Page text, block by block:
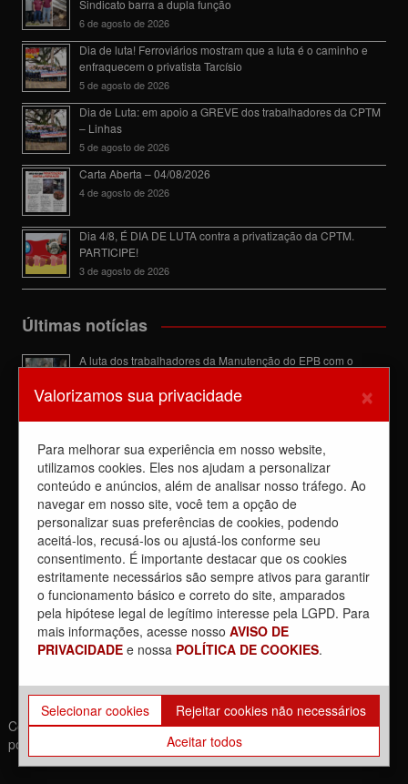
Sindicato barra a dupla função
6 de agosto de 2026
Dia de luta! Ferroviários mostram que a luta é o caminho e
enfraquecem o privatista Tarcísio
5 de agosto de 2026
Dia de Luta: em apoio a GREVE dos trabalhadores da CPTM
– Linhas
5 de agosto de 2026
Carta Aberta – 04/08/2026
4 de agosto de 2026
Dia 4/8, É DIA DE LUTA contra a privatização da CPTM.
PARTICIPE!
3 de agosto de 2026
Últimas notícias
A luta dos trabalhadores da Manutenção do EPB com o
6 de agosto de 2026
Dia de luta! Ferroviários mostram que a luta é o caminho e
5 de agosto de 2026
Dia 4/8, É DIA DE LUTA contra a privatização da CPTM.
PARTICIPE!
3 de agosto de 2026
Reunião com Manutenção do EPB, com a Inspeção de Via e
com a chefia da área
31 de julho de 2026
Sobre a REUNIÃO entre o Sindicato e o Metrus
30 de julho de 2026
Copyrights © 2021. Todos os direitos reservados. | Desenvolvido
por: Movimento Br
Valorizamos sua privacidade ×
Para melhorar sua experiência em nosso website,
utilizamos cookies. Eles nos ajudam a personalizar
conteúdo e anúncios, além de analisar nosso tráfego. Ao
navegar em nosso site, você tem a opção de
personalizar suas preferências de cookies, podendo
aceitá-los, recusá-los ou ajustá-los conforme seu
consentimento. É importante destacar que os cookies
estritamente necessários são sempre ativos para garantir
o funcionamento básico e correto do site, amparados
pela hipótese legal de legítimo interesse pela LGPD. Para
mais informações, acesse nosso AVISO DE
PRIVACIDADE e nossa POLÍTICA DE COOKIES.
Selecionar cookies
Rejeitar cookies não necessários
Aceitar todos